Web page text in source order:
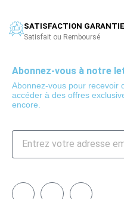
SATISFACTION GARANTIE
Satisfait ou Remboursé
Abonnez-vous à notre
Abonnez-vous pour recevoir
accéder à des offres
encore.